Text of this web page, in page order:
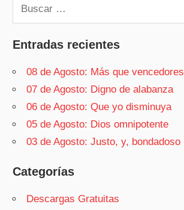
Buscar:
Entradas recientes
08 de Agosto: Más que vencedores
07 de Agosto: Digno de alabanza
06 de Agosto: Que yo disminuya
05 de Agosto: Dios omnipotente
03 de Agosto: Justo, y, bondadoso
Categorías
Descargas Gratuitas